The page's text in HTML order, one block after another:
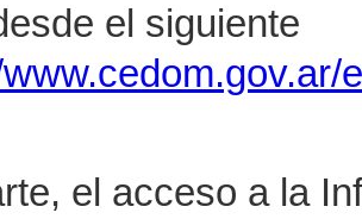
el siguiente
el acceso a la